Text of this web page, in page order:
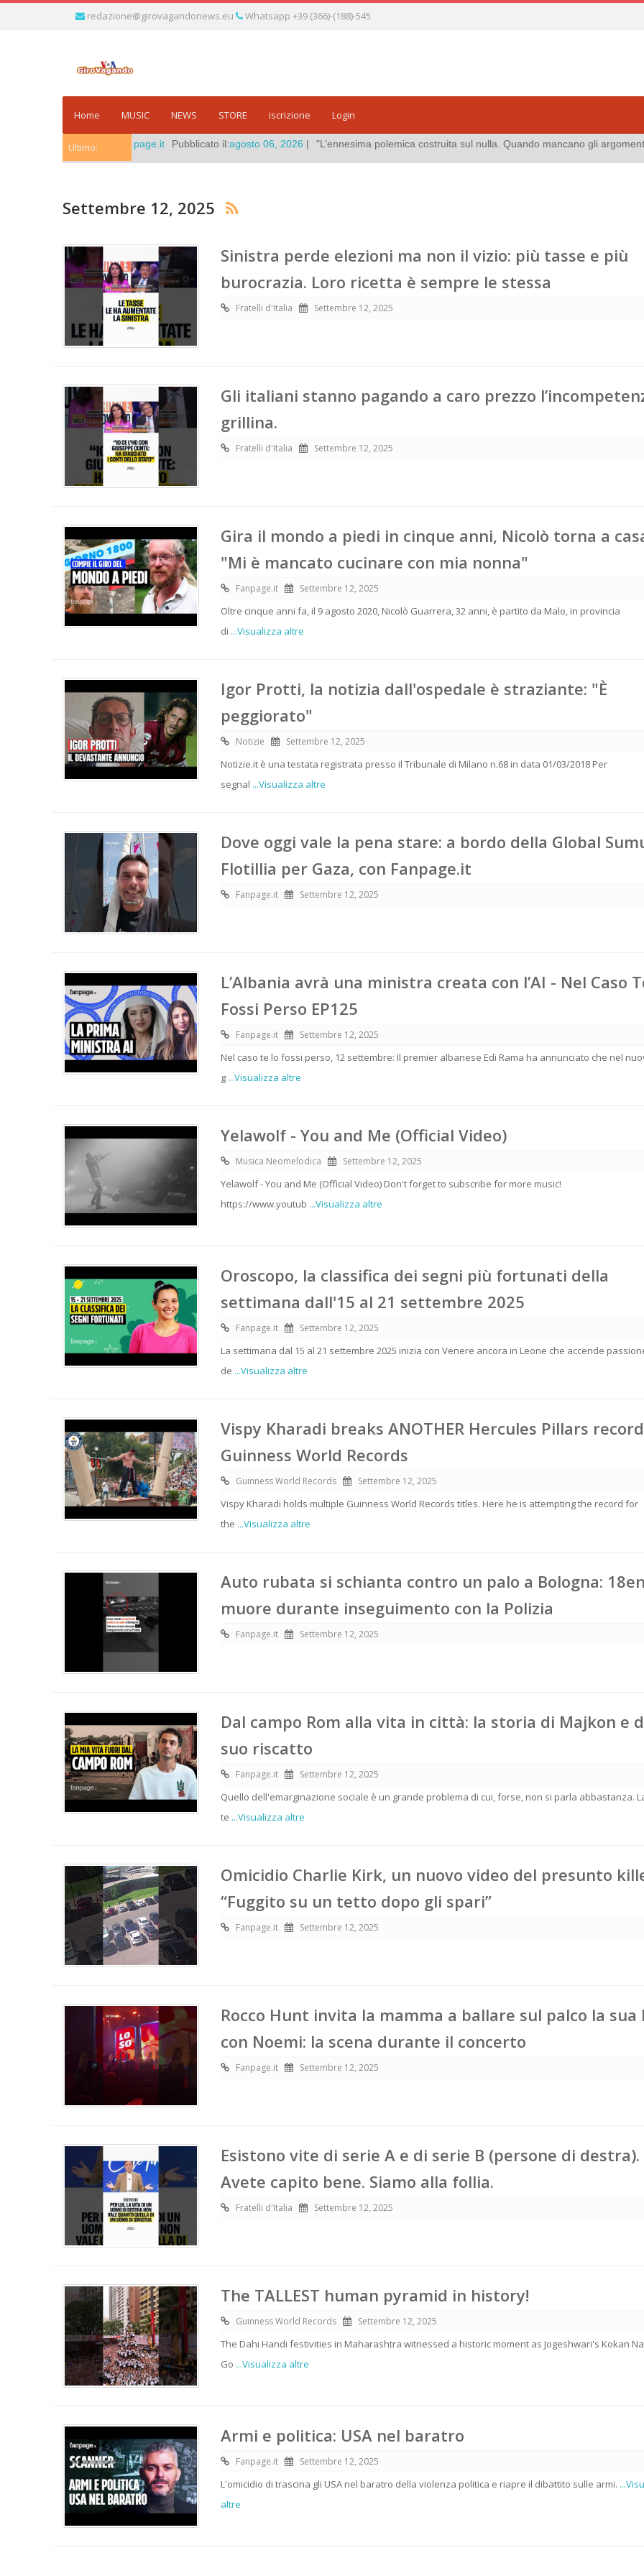
redazione@girovagandonews.eu Whatsapp +39 (366)-(188)-545
Home MUSIC NEWS STORE iscrizione Login
Ultimo:
Pubblicato il: agosto 06, 2026| "L’ennesima polemica costruita sul nulla. Quando mancano gli argomenti, resta solo la
Settembre 12, 2025
Sinistra perde elezioni ma non il vizio: più tasse e più
burocrazia. Loro ricetta è sempre le stessa
Fratelli d'Italia Settembre 12, 2025
Gli italiani stanno pagando a caro prezzo
grillina.
Fratelli d'Italia Settembre 12, 2025
Gira il mondo a piedi in cinque anni, Nicolò torna a
"Mi è mancato cucinare con mia nonna"
Fanpage.it Settembre 12, 2025
Oltre cinque anni fa, il 9 agosto 2020, Nicolò Guarrera, 32 anni, è partito da Malo, in provincia
di ...Visualizza altre
Igor Protti, la notizia dall'ospedale è straziante: "È
peggiorato"
Notizie Settembre 12, 2025
Notizie.it è una testata registrata presso il Tribunale di Milano n.68 in data 01/03/2018 Per
segnal ...Visualizza altre
Dove oggi vale la pena stare: a bordo della Global
Flotillia per Gaza, con Fanpage.it
Fanpage.it Settembre 12, 2025
L’Albania avrà una ministra creata con l’AI - Nel Caso
Fossi Perso EP125
Fanpage.it Settembre 12, 2025
Nel caso te lo fossi perso, 12 settembre: Il premier albanese Edi Rama ha annunciato che nel
g ...Visualizza altre
Yelawolf - You and Me (Official Video)
Musica Neomelodica Settembre 12, 2025
Yelawolf - You and Me (Official Video) Don't forget to subscribe for more music!
https://www.youtub ...Visualizza altre
Oroscopo, la classifica dei segni più fortunati della
settimana dall'15 al 21 settembre 2025
Fanpage.it Settembre 12, 2025
La settimana dal 15 al 21 settembre 2025 inizia con Venere ancora in Leone che accende
de ...Visualizza altre
Vispy Kharadi breaks ANOTHER Hercules Pillars
Guinness World Records
Guinness World Records Settembre 12, 2025
Vispy Kharadi holds multiple Guinness World Records titles. Here he is attempting the record for
the ...Visualizza altre
Auto rubata si schianta contro un palo a Bologna:
muore durante inseguimento con la Polizia
Fanpage.it Settembre 12, 2025
Dal campo Rom alla vita in città: la storia di Majkon e
suo riscatto
Fanpage.it Settembre 12, 2025
Quello dell'emarginazione sociale è un grande problema di cui, forse, non si parla abbastanza.
te ...Visualizza altre
Omicidio Charlie Kirk, un nuovo video del presunto
“Fuggito su un tetto dopo gli spari”
Fanpage.it Settembre 12, 2025
Rocco Hunt invita la mamma a ballare sul palco la sua
con Noemi: la scena durante il concerto
Fanpage.it Settembre 12, 2025
Esistono vite di serie A e di serie B (persone di destra).
Avete capito bene. Siamo alla follia.
Fratelli d'Italia Settembre 12, 2025
The TALLEST human pyramid in history!
Guinness World Records Settembre 12, 2025
The Dahi Handi festivities in Maharashtra witnessed a historic moment as Jogeshwari's Kokan
Go ...Visualizza altre
Armi e politica: USA nel baratro
Fanpage.it Settembre 12, 2025
L'omicidio di trascina gli USA nel baratro della violenza politica e riapre il dibattito sulle armi.
altre